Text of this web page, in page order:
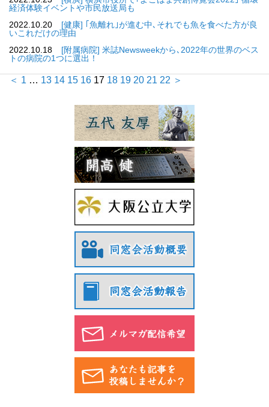
経済体験イベントや市民放送局も
2022.10.20
[健康] ｢魚離れ｣が進む中､それでも魚を食べた方が良
いこれだけの理由
2022.10.18
[附属病院] 米誌Newsweekから､2022年の世界のベス
トの病院の1つに選出！
＜ 1 … 13 14 15 16 17 18 19 20 21 22 ＞